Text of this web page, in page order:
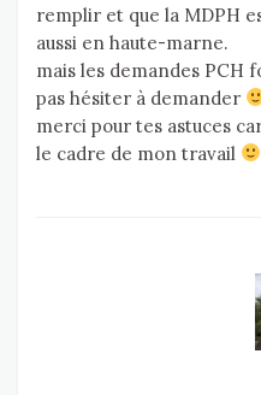
remplir et que la MDPH
aussi en haute-marne.
mais les demandes
pas hésiter à demander
merci pour tes astuces
le cadre de mon travail